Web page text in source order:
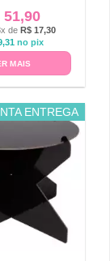
51,90
de R$ 17,30
no pix
MAIS
ENTREGA